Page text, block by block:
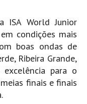
World Junior
condições mais
boas ondas de
Ribeira Grande,
para o
finais e finais